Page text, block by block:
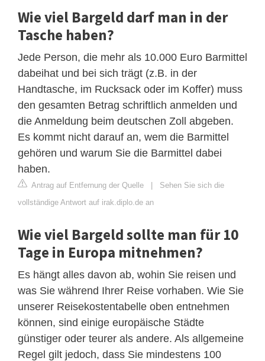
Wie viel Bargeld darf man in der
Tasche haben?
Jede Person, die mehr als 10.000 Euro Barmittel
dabeihat und bei sich trägt (z.B. in der
Handtasche, im Rucksack oder im Koffer) muss
den gesamten Betrag schriftlich anmelden und
die Anmeldung beim deutschen Zoll abgeben.
Es kommt nicht darauf an, wem die Barmittel
gehören und warum Sie die Barmittel dabei
haben.
Antrag auf Entfernung der Quelle | Sehen Sie sich die
vollständige Antwort auf irak.diplo.de an
Wie viel Bargeld sollte man für 10
Tage in Europa mitnehmen?
Es hängt alles davon ab, wohin Sie reisen und
was Sie während Ihrer Reise vorhaben. Wie Sie
unserer Reisekostentabelle oben entnehmen
können, sind einige europäische Städte
günstiger oder teurer als andere. Als allgemeine
Regel gilt jedoch, dass Sie mindestens 100